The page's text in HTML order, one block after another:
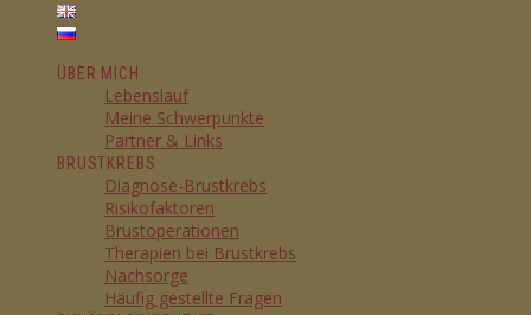
ÜBER MICH
Lebenslauf
Meine Schwerpunkte
Partner & Links
BRUSTKREBS
Diagnose-Brustkrebs
Risikofaktoren
Brustoperationen
Therapien bei Brustkrebs
Nachsorge
Häufig gestellte Fragen